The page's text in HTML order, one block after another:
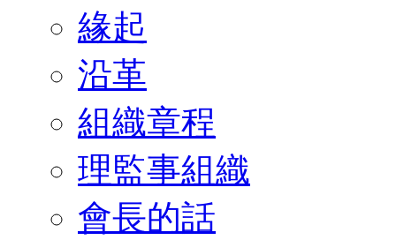
緣起
沿革
組織章程
理監事組織
會長的話